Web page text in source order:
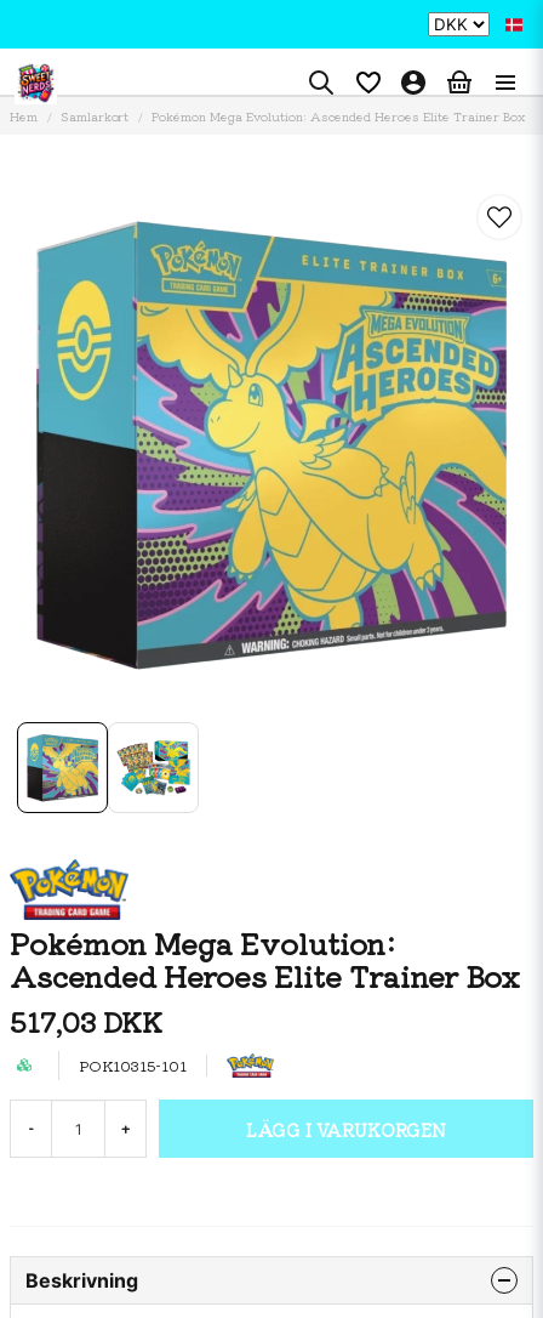
Hem Samlarkort Pokémon Mega Evolution: Ascended Heroes Elite Trainer Box
Pokémon Mega Evolution:
Ascended Heroes Elite Trainer Box
517,03 DKK
POK10315-101
- + LÄGG I VARUKORGEN
Beskrivning